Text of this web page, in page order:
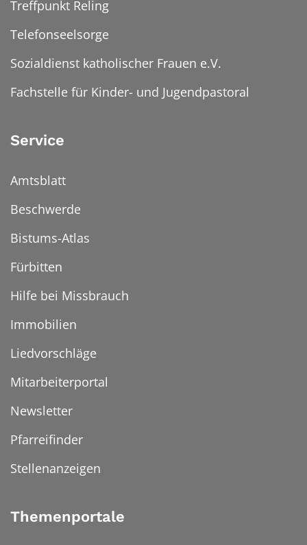
Treffpunkt Reling
Telefonseelsorge
Sozialdienst katholischer Frauen e.V.
Fachstelle für Kinder- und Jugendpastoral
Service
Amtsblatt
Beschwerde
Bistums-Atlas
Fürbitten
Hilfe bei Missbrauch
Immobilien
Liedvorschläge
Mitarbeiterportal
Newsletter
Pfarreifinder
Stellenanzeigen
Themenportale